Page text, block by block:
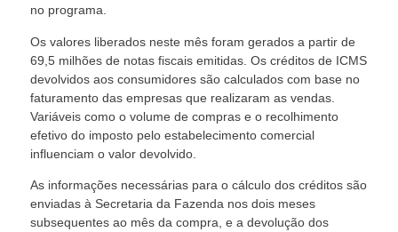
no programa.
Os valores liberados neste mês foram gerados a partir de
69,5 milhões de notas fiscais emitidas. Os créditos de ICMS
devolvidos aos consumidores são calculados com base no
faturamento das empresas que realizaram as vendas.
Variáveis como o volume de compras e o recolhimento
efetivo do imposto pelo estabelecimento comercial
influenciam o valor devolvido.
As informações necessárias para o cálculo dos créditos são
enviadas à Secretaria da Fazenda nos dois meses
subsequentes ao mês da compra, e a devolução dos